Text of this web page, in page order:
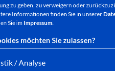
zu geben, zu verweigern oder
Informationen finden Sie in unserer
Sie im Impressum.
möchten Sie zulassen?
/ Analyse
Los geht`s am Dienstag,
Jugendhaus,
Die Kosten belaufen sich
Freigetränk vor Ort.